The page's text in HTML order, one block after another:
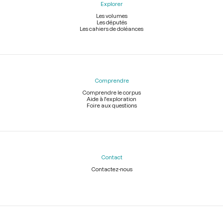
Explorer
Les volumes
Les députés
Les cahiers de doléances
Comprendre
Comprendre le corpus
Aide à l'exploration
Foire aux questions
Contact
Contactez-nous
Légal